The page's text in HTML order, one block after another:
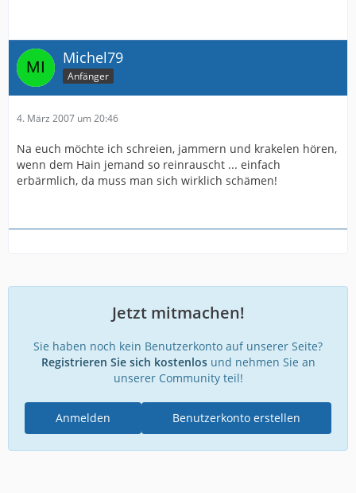
Michel79
Anfänger
4. März 2007 um 20:46
Na euch möchte ich schreien, jammern und krakelen hören,
wenn dem Hain jemand so reinrauscht ... einfach
erbärmlich, da muss man sich wirklich schämen!
Jetzt mitmachen!
Sie haben noch kein Benutzerkonto auf unserer Seite?
Registrieren Sie sich kostenlosund nehmen Sie an
unserer Community teil!
Benutzerkonto erstellen
Anmelden